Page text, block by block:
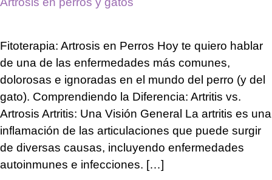
Fitoterapia: Artrosis en Perros Hoy te quiero hablar
de una de las enfermedades más comunes,
dolorosas e ignoradas en el mundo del perro (y del
gato). Comprendiendo la Diferencia: Artritis vs.
Artrosis Artritis: Una Visión General La artritis es una
inflamación de las articulaciones que puede surgir
de diversas causas, incluyendo enfermedades
autoinmunes e infecciones. […]